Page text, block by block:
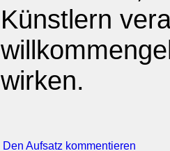
Künstlern
wirken.
Den Aufsatz kommentieren